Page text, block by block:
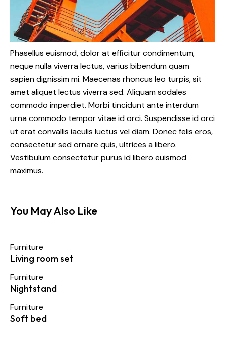
Phasellus euismod, dolor at efficitur condimentum,
neque nulla viverra lectus, varius bibendum quam
sapien dignissim mi. Maecenas rhoncus leo turpis, sit
amet aliquet lectus viverra sed. Aliquam sodales
commodo imperdiet. Morbi tincidunt ante interdum
urna commodo tempor vitae id orci. Suspendisse id orci
ut erat convallis iaculis luctus vel diam. Donec felis eros,
consectetur sed ornare quis, ultrices a libero.
Vestibulum consectetur purus id libero euismod
maximus.
You May Also Like
Furniture
Living room set
Furniture
Nightstand
Furniture
Soft bed